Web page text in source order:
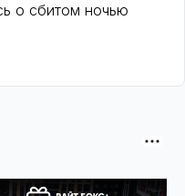
о сбитом ночью